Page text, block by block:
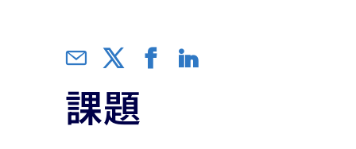
課題